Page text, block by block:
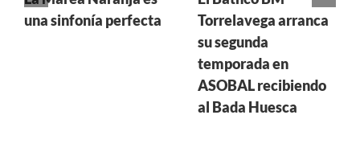
una sinfonía perfecta
Torrelavega arranca
su segunda
temporada en
ASOBAL recibiendo
al Bada Huesca